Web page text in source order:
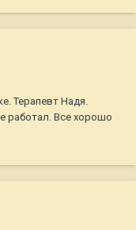
Терапевт Надя.
работал. Все хорошо